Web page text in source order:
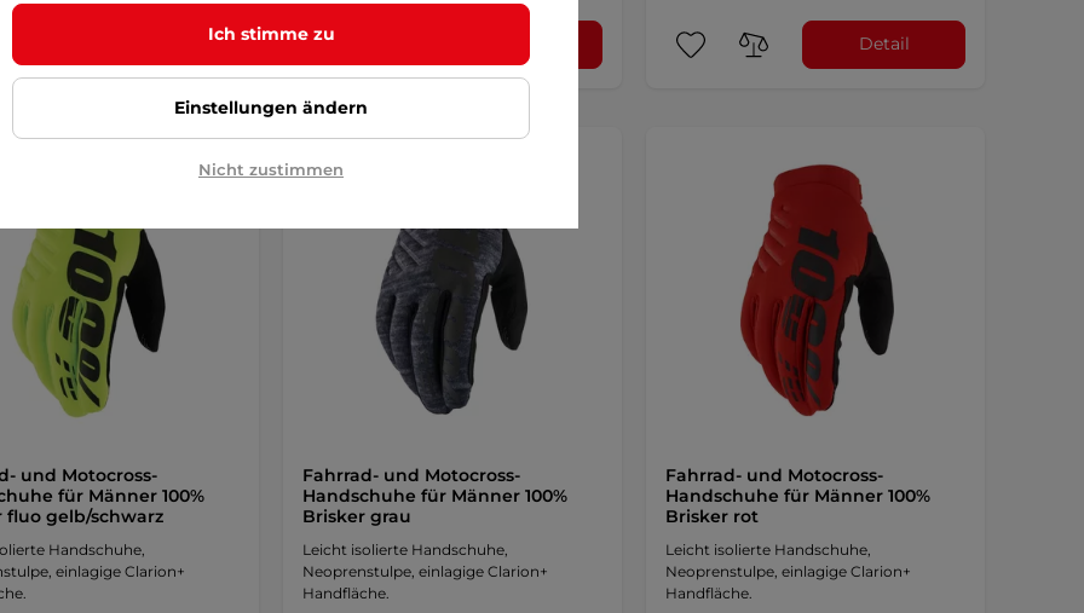
Detail
und Motocross-
für Männer 100%
fluo gelb/schwarz
Handschuhe,
einlagige Clarion+
Fahrrad- und Motocross-
Handschuhe für Männer 100%
Brisker grau
Leicht isolierte Handschuhe,
Neoprenstulpe, einlagige Clarion+
Handfläche.
Fahrrad- und Motocross-
Handschuhe für Männer 100%
Brisker rot
Leicht isolierte Handschuhe,
Neoprenstulpe, einlagige Clarion+
Handfläche.
Ich stimme zu
Einstellungen ändern
Nicht zustimmen